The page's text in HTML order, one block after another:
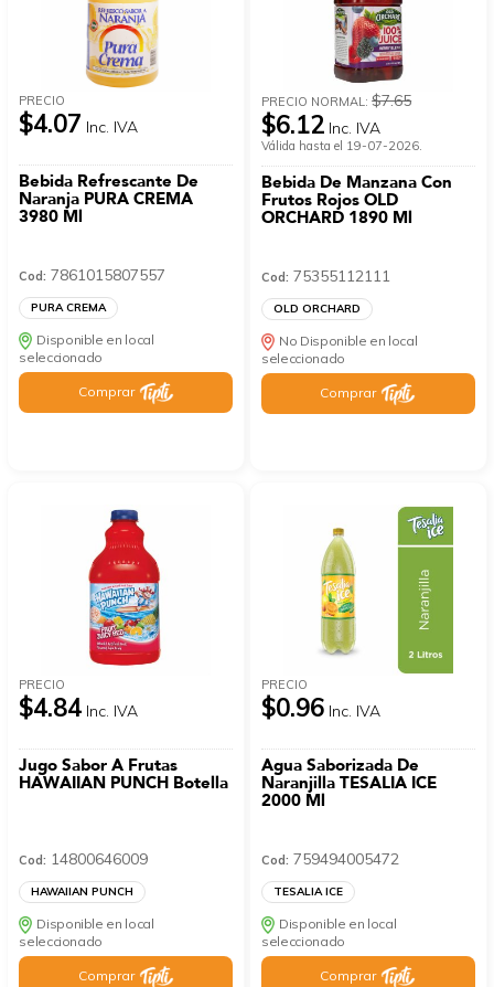
PRECIO
$4.07 Inc. IVA
Bebida Refrescante De
Naranja PURA CREMA
3980 Ml
Cod: 7861015807557
PURA CREMA
Disponible en local
seleccionado
Comprar
PRECIO NORMAL:$7.65
$6.12 Inc. IVA
Válida hasta el 19-07-2026.
Bebida De Manzana Con
Frutos Rojos OLD
ORCHARD 1890 Ml
Cod: 75355112111
OLD ORCHARD
No Disponible en local
seleccionado
Comprar
PRECIO
$4.84 Inc. IVA
Jugo Sabor A Frutas
HAWAIIAN PUNCH Botella
Cod: 14800646009
HAWAIIAN PUNCH
Disponible en local
seleccionado
Comprar
PRECIO
$0.96 Inc. IVA
Agua Saborizada De
Naranjilla TESALIA ICE
2000 Ml
Cod: 759494005472
TESALIA ICE
Disponible en local
seleccionado
Comprar